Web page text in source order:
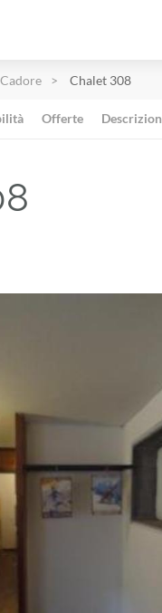
Chalet 308
Offerte